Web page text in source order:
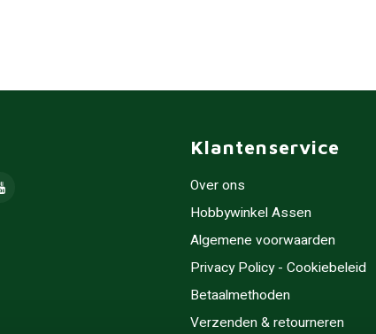
Klantenservice
Over ons
Hobbywinkel Assen
Algemene voorwaarden
Privacy Policy - Cookiebeleid
Betaalmethoden
Verzenden & retourneren